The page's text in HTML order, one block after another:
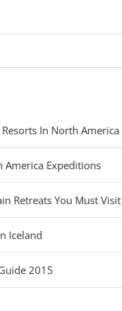
Resorts In North America
America Expeditions
Retreats You Must Visit
Iceland
2015